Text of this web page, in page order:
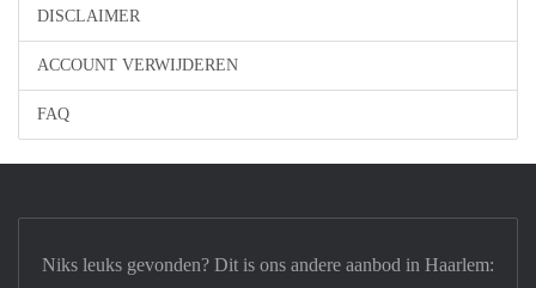
DISCLAIMER
ACCOUNT VERWIJDEREN
FAQ
Niks leuks gevonden? Dit is ons andere aanbod in Haarlem: